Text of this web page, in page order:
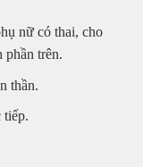
nữ có thai, cho
phần trên.
thần.
tiếp.